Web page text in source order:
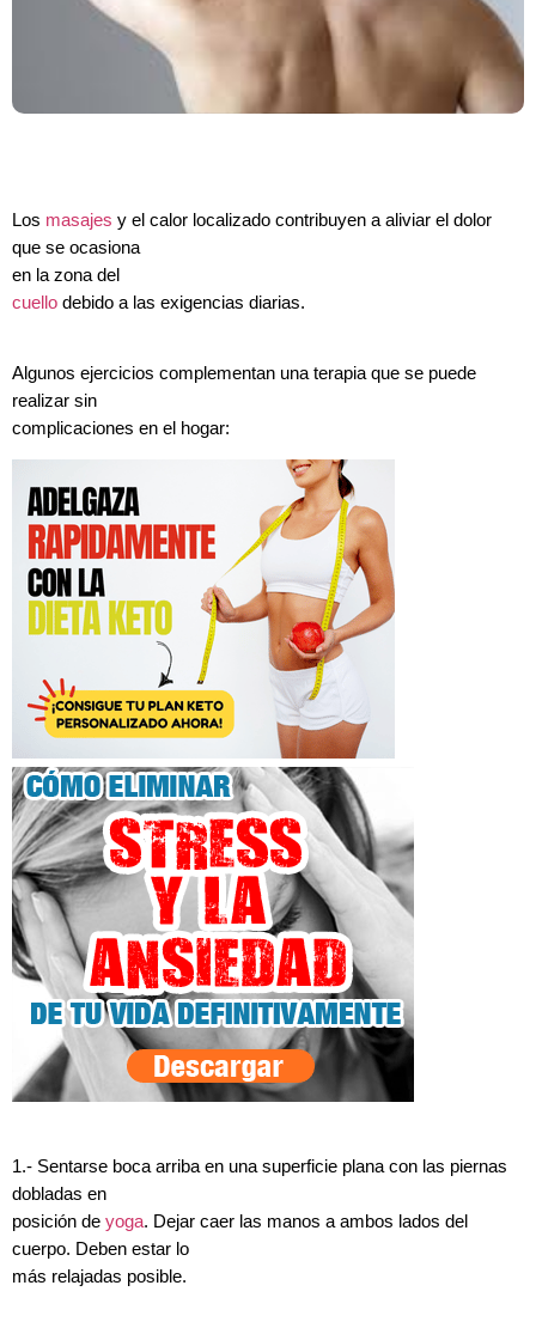
Los masajes y el calor localizado contribuyen a aliviar el dolor
que se ocasiona
en la zona del
cuello debido a las exigencias diarias.
Algunos ejercicios complementan una terapia que se puede
realizar sin
complicaciones en el hogar:
1.- Sentarse boca arriba en una superficie plana con las piernas
dobladas en
posición de yoga. Dejar caer las manos a ambos lados del
cuerpo. Deben estar lo
más relajadas posible.